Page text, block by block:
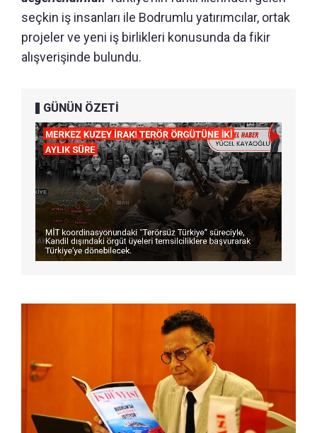
seçkin iş insanları ile Bodrumlu yatırımcılar, ortak
projeler ve yeni iş birlikleri konusunda da fikir
alışverişinde bulundu.
GÜNÜN ÖZETİ